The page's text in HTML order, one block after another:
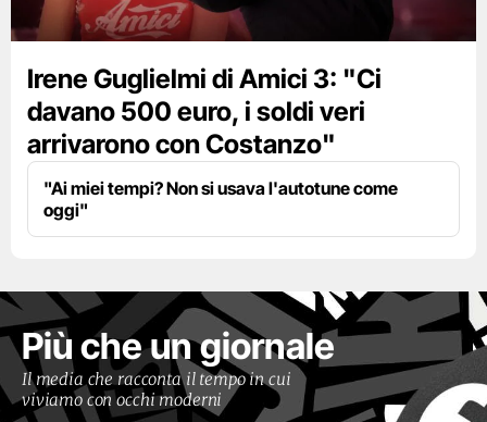
Irene Guglielmi di Amici 3: "Ci
davano 500 euro, i soldi veri
arrivarono con Costanzo"
"Ai miei tempi? Non si usava l'autotune come
oggi"
Più che un giornale
Il media che racconta il tempo in cui
viviamo con occhi moderni